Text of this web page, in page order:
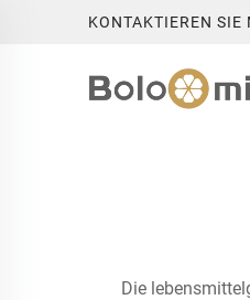
KONTAKTIEREN SIE
Die